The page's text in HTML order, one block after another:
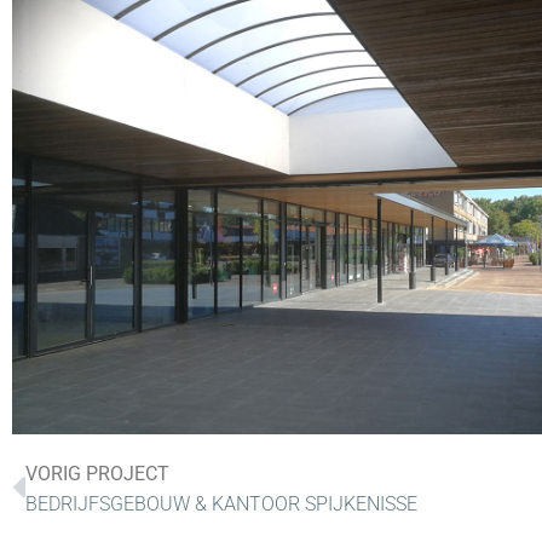
VORIG PROJECT
BEDRIJFSGEBOUW & KANTOOR SPIJKENISSE